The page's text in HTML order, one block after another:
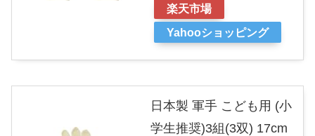
楽天市場
Yahooショッピング
日本製 軍手 こども用 (小
学生推奨)3組(3双) 17cm